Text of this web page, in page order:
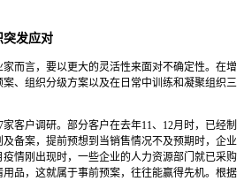
突发应对
而言，要以更大的灵活性来面对不确定性。在增
、组织分级方案以及在日常中训练和凝聚组织三
客户调研。部分客户在去年11、12月时，已经制
备案，提前预想到当销售情况不及预期时，企业
情刚出现时，一些企业的人力资源部门就已采购
用品，这就属于事前预案，往往能赢得先机。根据